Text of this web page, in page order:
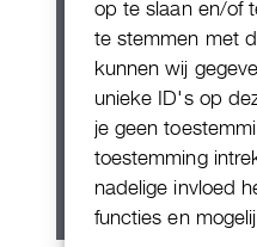
op te slaan en/of
te stemmen met
kunnen wij
unieke ID's op
je geen
toestemming
nadelige invloed
functies en